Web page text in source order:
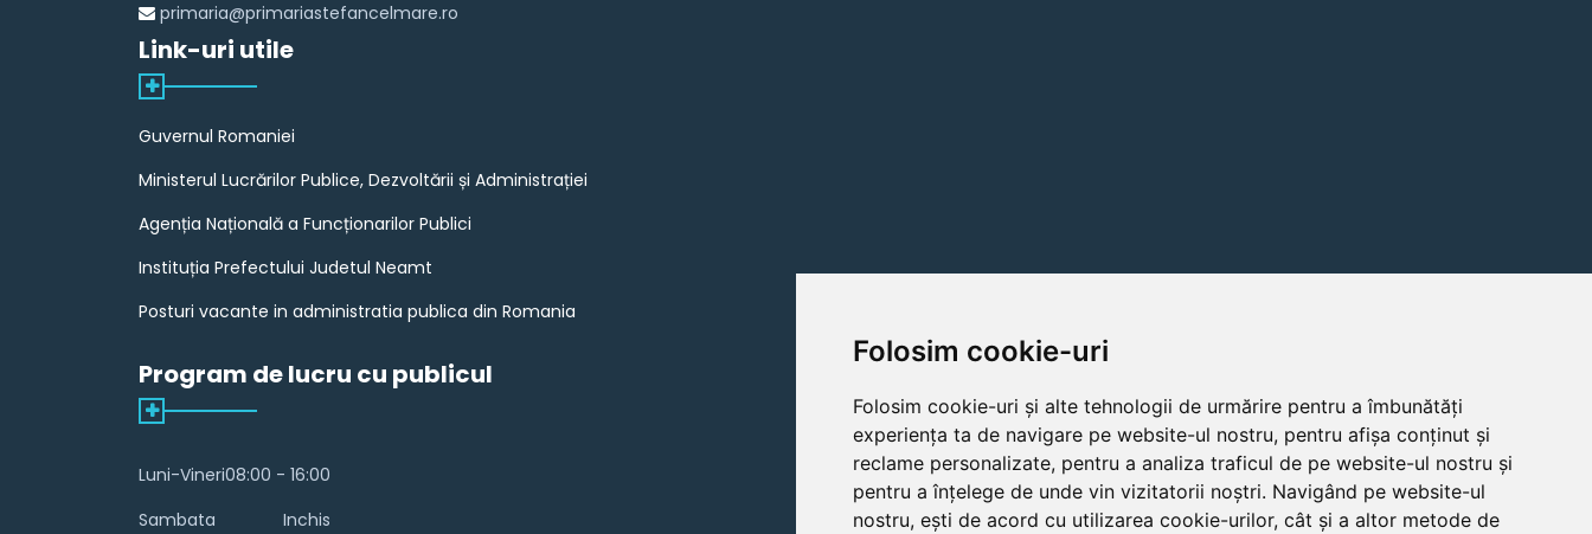
Folosim cookie-uri
Folosim cookie-uri și alte tehnologii de urmărire pentru a îmbunătăți
experiența ta de navigare pe website-ul nostru, pentru afișa conținut și
reclame personalizate, pentru a analiza traficul de pe website-ul nostru și
pentru a înțelege de unde vin vizitatorii noștri. Navigând pe website-ul
nostru, ești de acord cu utilizarea cookie-urilor, cât și a altor metode de
primaria@primariastefancelmare.ro
Link-uri utile
Guvernul Romaniei
Ministerul Lucrărilor Publice, Dezvoltării și Administrației
Agenția Națională a Funcționarilor Publici
Instituția Prefectului Judetul Neamt
Posturi vacante in administratia publica din Romania
Program de lucru cu publicul
Luni-Vineri08:00 - 16:00
Sambata
Inchis